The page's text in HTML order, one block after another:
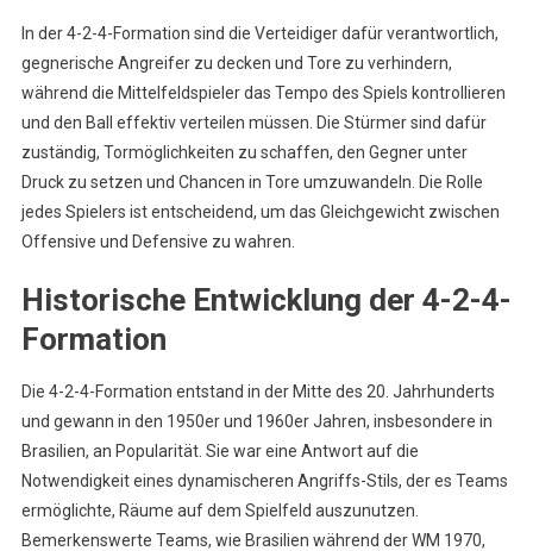
In der 4-2-4-Formation sind die Verteidiger dafür verantwortlich,
gegnerische Angreifer zu decken und Tore zu verhindern,
während die Mittelfeldspieler das Tempo des Spiels kontrollieren
und den Ball effektiv verteilen müssen. Die Stürmer sind dafür
zuständig, Tormöglichkeiten zu schaffen, den Gegner unter
Druck zu setzen und Chancen in Tore umzuwandeln. Die Rolle
jedes Spielers ist entscheidend, um das Gleichgewicht zwischen
Offensive und Defensive zu wahren.
Historische Entwicklung der 4-2-4-
Formation
Die 4-2-4-Formation entstand in der Mitte des 20. Jahrhunderts
und gewann in den 1950er und 1960er Jahren, insbesondere in
Brasilien, an Popularität. Sie war eine Antwort auf die
Notwendigkeit eines dynamischeren Angriffs-Stils, der es Teams
ermöglichte, Räume auf dem Spielfeld auszunutzen.
Bemerkenswerte Teams, wie Brasilien während der WM 1970,